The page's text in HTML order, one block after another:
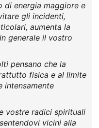
di energia maggiore e
gli incidenti,
aumenta la
generale il vostro
pensano che la
fisica e al limite
intensamente
vostre radici spirituali
vicini alla